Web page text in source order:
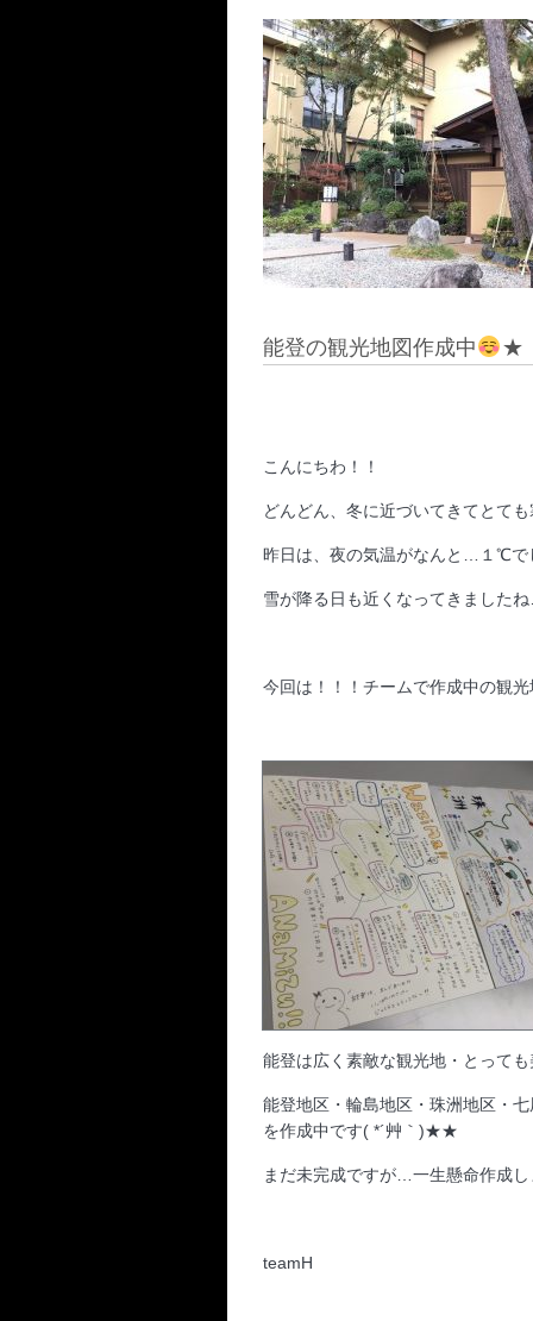
能登の観光地図作成中 ★
こんにちわ！！
どんどん、冬に近づいてきてとて
昨日は、夜の気温がなんと…１℃で
雪が降る日も近くなってきました
今回は！！！チームで作成中の観
能登は広く素敵な観光地・とって
能登地区・輪島地区・珠洲地区・
を作成中です( *´艸｀)★★
まだ未完成ですが…一生懸命作成
teamH